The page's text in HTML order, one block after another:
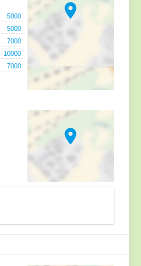
5000
5000
7000
10000
7000
location_on
location_on